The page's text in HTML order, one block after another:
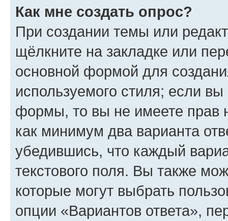
Как мне создать опрос?
При создании темы или
щёлкните на закладке или
основной формой для
используемого стиля; если
формы, то вы не имеете прав
как минимум два варианта
убедившись, что каждый
текстового поля. Вы также
которые могут выбрать
опции «Вариантов ответа»,